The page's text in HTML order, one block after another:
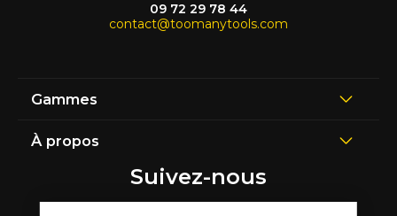
09 72 29 78 44
contact@toomanytools.com
Gammes
À propos
Suivez-nous